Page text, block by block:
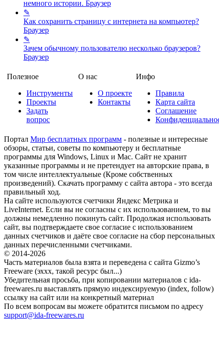
немного истории. Браузер
✎
Как сохранить страницу с интернета на компьютер?
Браузер
✎
Зачем обычному пользователю несколько браузеров?
Браузер
Полезное
Инструменты
Проекты
Задать
вопрос
О нас
О проекте
Контакты
Инфо
Правила
Карта сайта
Соглашение
Портал Мир бесплатных программ - полезные и интересные
обзоры, статьи, советы по компьютеру и бесплатные
программы для Windows, Linux и Mac. Сайт не хранит
указанные программы и не претендует на авторские права, в
том числе интеллектуальные (Кроме собственных
произведений). Скачать программу с сайта автора - это всегда
правильный ход.
На сайте используются счетчики Яндекс Метрика и
LiveInternet. Если вы не согласны с их использованием, то вы
должны немедленно покинуть сайт. Продолжая использовать
сайт, вы подтверждаете свое согласие с использованием
данных счетчиков и даёте свое согласие на сбор персональных
данных перечисленными счетчиками.
© 2014-2026
Часть материалов была взята и переведена с сайта Gizmo’s
Freeware (эххх, такой ресурс был...)
Убедительная просьба, при копировании материалов с ida-
freewares.ru выставлять прямую индексируемую (index, follow)
ссылку на сайт или на конкретный материал
По всем вопросам вы можете обратится письмом по адресу
support@ida-freewares.ru